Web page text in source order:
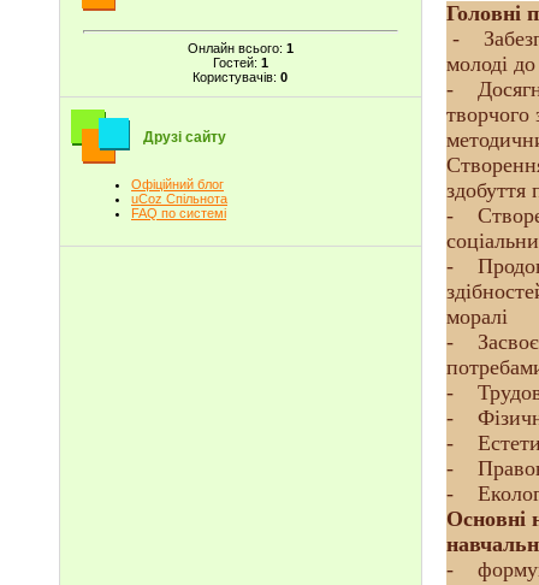
Онлайн всього: 1
Гостей: 1
Користувачів:0
Друзі сайту
Офіційний блог
uCoz Спільнота
FAQ по системі
Головні
-
молоді до
-
творчого
здобуття
-
-
моралі
-
-
-
-
-
-
Основні
-